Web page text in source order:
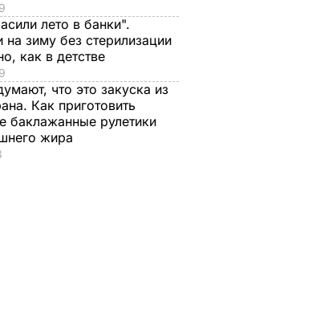
лето в банки".
на зиму без стерилизации
как в детстве
что это закуска из
Как приготовить
баклажанные рулетики
жира